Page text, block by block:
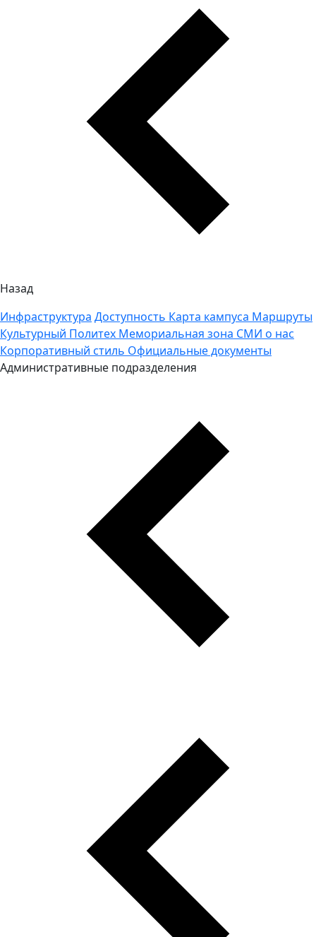
Назад
Инфраструктура Доступность Карта кампуса Маршруты
Культурный Политех Мемориальная зона СМИ о нас
Корпоративный стиль Официальные документы
Административные подразделения